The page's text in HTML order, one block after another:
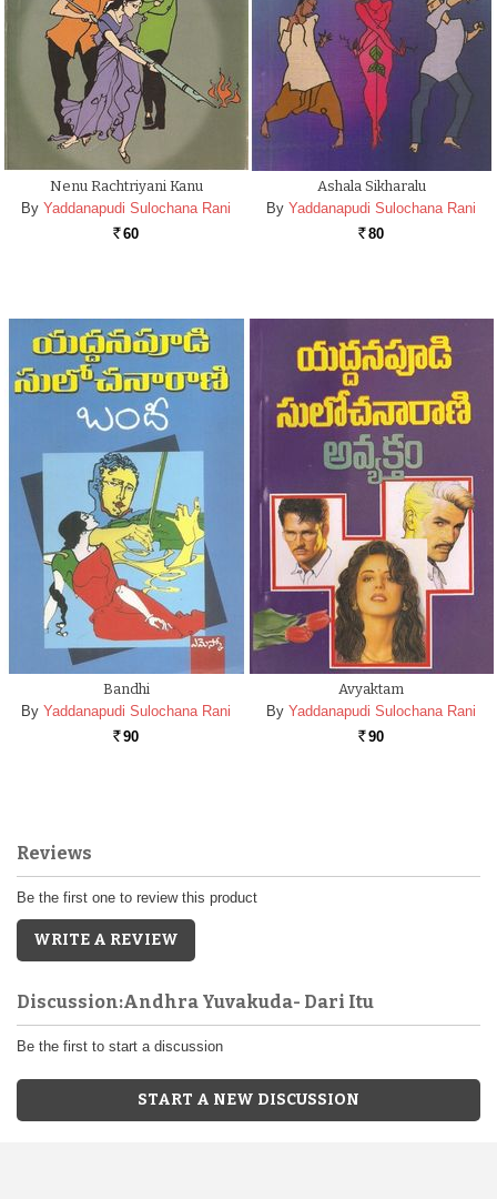
Nenu Rachtriyani Kanu
By Yaddanapudi Sulochana Rani
Rs. 60
Ashala Sikharalu
By Yaddanapudi Sulochana Rani
Rs. 80
Bandhi
By Yaddanapudi Sulochana Rani
Rs. 90
Avyaktam
By Yaddanapudi Sulochana Rani
Rs. 90
Reviews
Be the first one to review this product
WRITE A REVIEW
Discussion:Andhra Yuvakuda- Dari Itu
Be the first to start a discussion
START A NEW DISCUSSION